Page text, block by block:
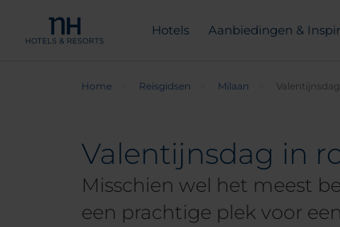
Hotels Aanbiedingen &
Home Reisgidsen Milaan
Valentijnsdag in
Misschien wel het meest
een prachtige plek voor